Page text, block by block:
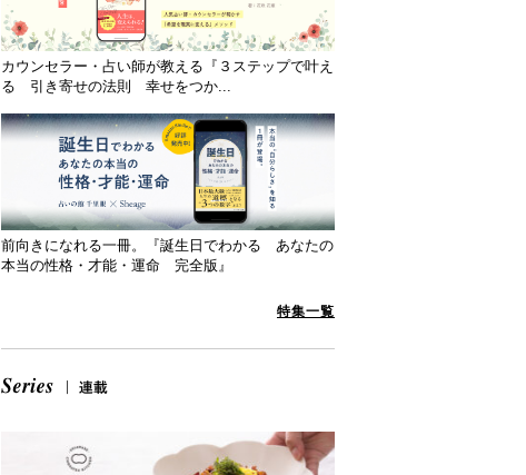
カウンセラー・占い師が教える『３ステップで叶え
る 引き寄せの法則 幸せをつか...
前向きになれる一冊。『誕生日でわかる あなたの
本当の性格・才能・運命 完全版』
特集一覧